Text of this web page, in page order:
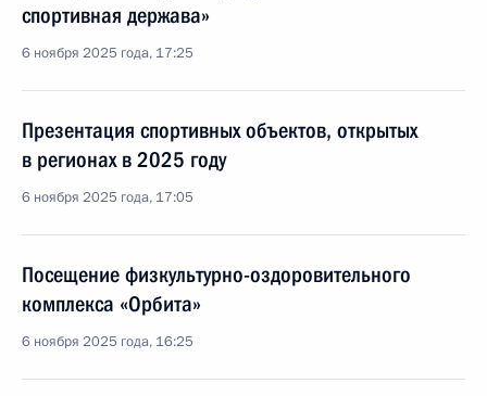
спортивная держава»
6 ноября 2025 года, 17:25
Презентация спортивных объектов, открытых
в регионах в 2025 году
6 ноября 2025 года, 17:05
Посещение физкультурно-оздоровительного
комплекса «Орбита»
6 ноября 2025 года, 16:25